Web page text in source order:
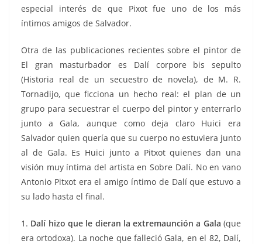
especial interés de que Pixot fue uno de los más
íntimos amigos de Salvador.
Otra de las publicaciones recientes sobre el pintor de
El gran masturbador es Dalí corpore bis sepulto
(Historia real de un secuestro de novela), de M. R.
Tornadijo, que ficciona un hecho real: el plan de un
grupo para secuestrar el cuerpo del pintor y enterrarlo
junto a Gala, aunque como deja claro Huici era
Salvador quien quería que su cuerpo no estuviera junto
al de Gala. Es Huici junto a Pitxot quienes dan una
visión muy íntima del artista en Sobre Dalí. No en vano
Antonio Pitxot era el amigo íntimo de Dalí que estuvo a
su lado hasta el final.
1. Dalí hizo que le dieran la extremaunción a Gala (que
era ortodoxa). La noche que falleció Gala, en el 82, Dalí,